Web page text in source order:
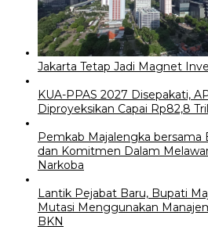
Jakarta Tetap Jadi Magnet
KUA-PPAS 2027 Disepakati,
Diproyeksikan Capai Rp82,8
Pemkab Majalengka bersama
dan Komitmen Dalam
Narkoba
Lantik Pejabat Baru, Bupati
Mutasi Menggunakan
BKN